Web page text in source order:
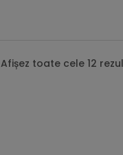
Afișez toate cele 12